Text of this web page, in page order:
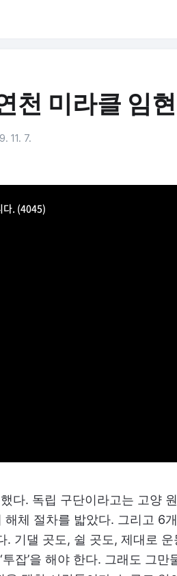
천 미라클 임
11. 7.
다. 독립 구단이라고는 고양
체 절차를 밟았다. 그리고 6
기댈 곳도, 쉴 곳도, 제대로 운
잡’을 해야 한다. 그래도 그만